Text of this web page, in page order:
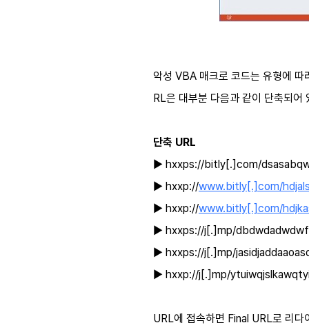
악성 VBA 매크로 코드는 유형에
RL은 대부분 다음과 같이 단축되어
단축 URL
▶ hxxps://bitly[.]com/
▶ hxxp://www.bitly[.]com/
▶ hxxp://www.bitly[.]com/
▶ hxxps://j[.]mp/
▶ hxxps://j[.]mp/
▶ hxxp://j[.]mp/
URL에 접속하면 Final URL로 리